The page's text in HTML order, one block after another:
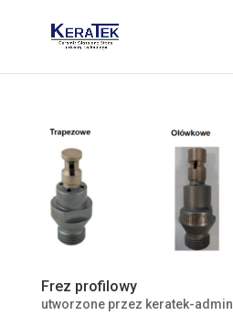
Frez profilowy
utworzone przez keratek-admin